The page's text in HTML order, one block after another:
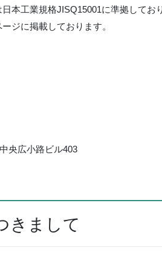
本工業規格JISQ15001に準拠してお
ジに掲載しております。
央広小路ビル403
きまして